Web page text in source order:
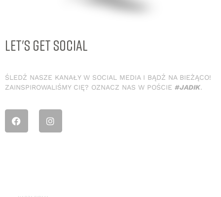
LET'S GET SOCIAL
ŚLEDŹ NASZE KANAŁY W SOCIAL MEDIA I BĄDŹ NA BIEŻĄCO!
ZAINSPIROWALIŚMY CIĘ? OZNACZ NAS W POŚCIE #JADIK.